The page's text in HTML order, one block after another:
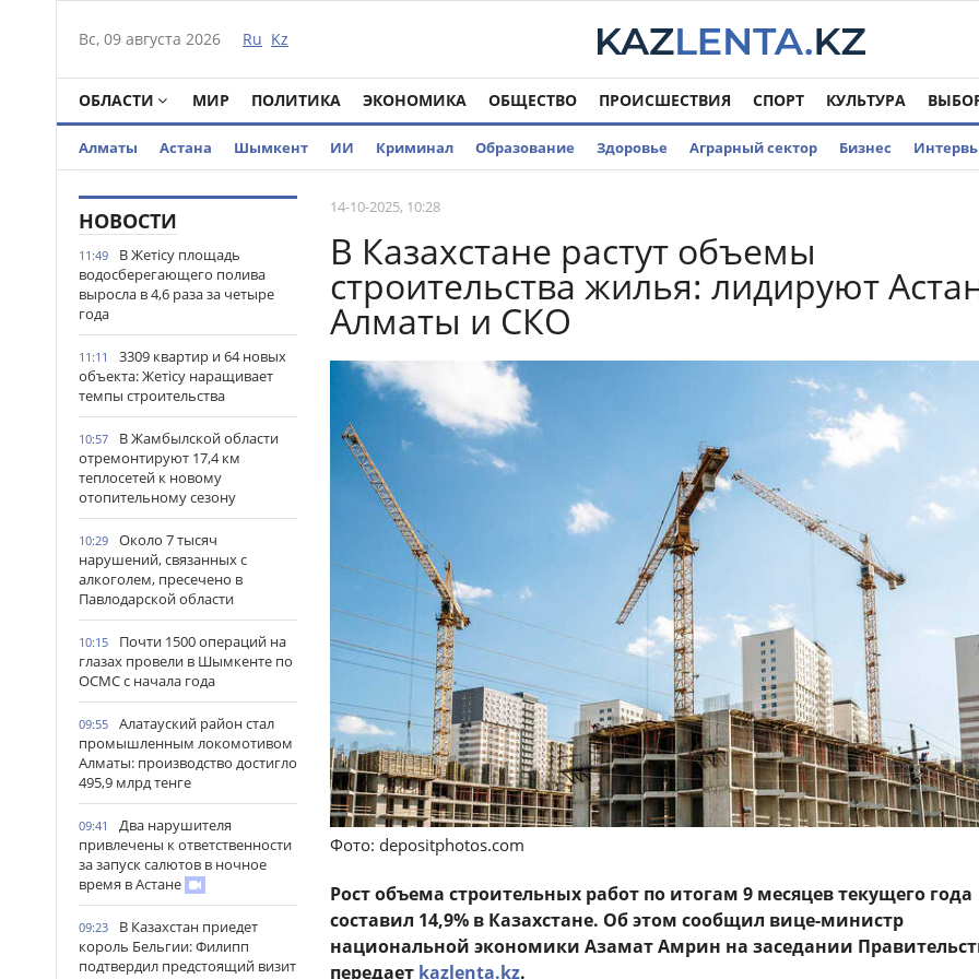
Вс, 09 августа 2026 Ru Kz
ОБЛАСТИ МИР ПОЛИТИКА ЭКОНОМИКА ОБЩЕСТВО ПРОИСШЕСТВИЯ СПОРТ КУЛЬТУРА
Алматы Астана Шымкент ИИ Криминал Образование Здоровье Аграрный сектор Бизнес
НОВОСТИ
11:49
В Жетісу площадь
водосберегающего полива
выросла в 4,6 раза за четыре
года
11:11
3309 квартир и 64 новых
объекта: Жетісу наращивает
темпы строительства
10:57
В Жамбылской области
отремонтируют 17,4 км
теплосетей к новому
отопительному сезону
10:29
Около 7 тысяч
нарушений, связанных с
алкоголем, пресечено в
Павлодарской области
10:15
Почти 1500 операций на
глазах провели в Шымкенте по
ОСМС с начала года
09:55
Алатауский район стал
промышленным локомотивом
Алматы: производство достигло
495,9 млрд тенге
09:41
Два нарушителя
привлечены к ответственности
за запуск салютов в ночное
время в Астане
09:23
В Казахстан приедет
король Бельгии: Филипп
подтвердил предстоящий визит
14-10-2025, 10:28
В Казахстане растут объемы
строительства жилья: лидируют
Алматы и СКО
Фото: depositphotos.com
Рост объема строительных работ по итогам 9 месяцев текущего года
составил 14,9% в Казахстане. Об этом сообщил вице-министр
национальной экономики Азамат Амрин на заседании
передает kazlenta.kz.